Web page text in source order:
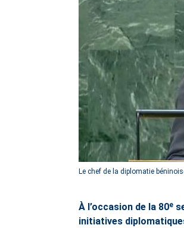
Le chef de la diplomatie
À l’occasion de la 80ᵉ
initiatives